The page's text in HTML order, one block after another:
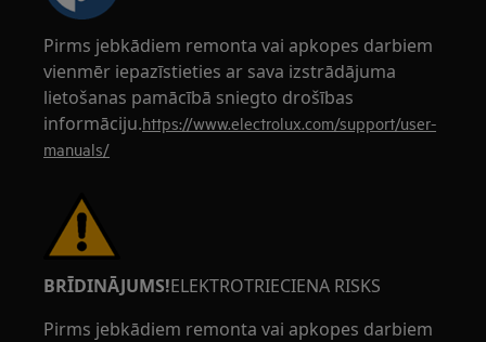
Pirms jebkādiem remonta vai apkopes darbiem
vienmēr iepazīstieties ar sava izstrādājuma
lietošanas pamācībā sniegto drošības
informāciju.https://www.electrolux.com/support/user-
manuals/
BRĪDINĀJUMS!ELEKTROTRIECIENA RISKS
Pirms jebkādiem remonta vai apkopes darbiem